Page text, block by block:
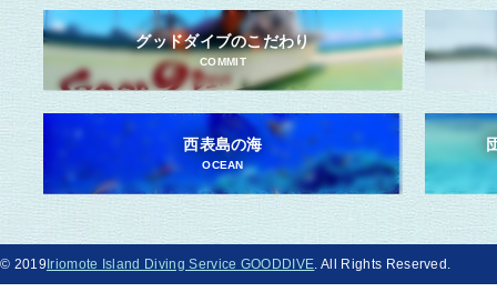
グッドダイブのこだわり
COMMIT
西表島の海
OCEAN
© 2019Iriomote Island Diving Service GOODDIVE . All Rights Reserved.